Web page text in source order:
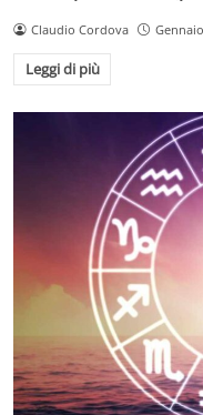
Claudio Cordova
Leggi di più